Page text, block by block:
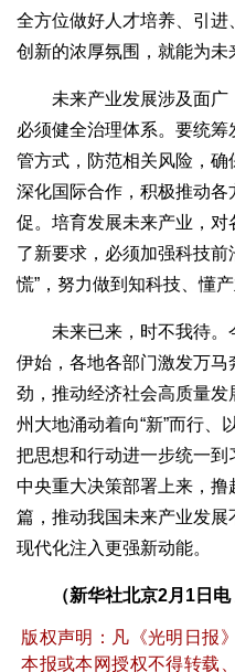
全方位做好人才培养、引
创新的浓厚氛围，就能为未
未来产业发展涉及面广
必须健全治理体系。要统
管方式，防范相关风险，确
深化国际合作，积极推动
促。培育发展未来产业，
了新要求，必须加强科技前
慌”，努力做到知科技、懂产
未来已来，时不我待。
伊始，各地各部门激发万
劲，推动经济社会高质量
州大地涌动着向“新”而行、
把思想和行动进一步统一
中央重大决策部署上来，
篇，推动我国未来产业发
现代化注入更强新动能。
（新华社北京2月1日电
版权声明：凡《光明日报
本报或本网授权不得转载